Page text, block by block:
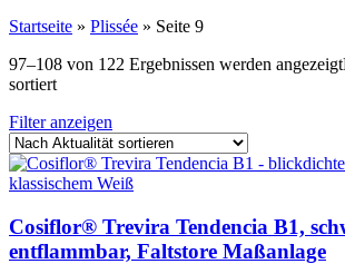
Startseite » Plissée » Seite 9
97–108 von 122 Ergebnissen werden angezeigt
sortiert
Filter anzeigen
Cosiflor® Trevira Tendencia B1,
entflammbar, Faltstore Maßanlage